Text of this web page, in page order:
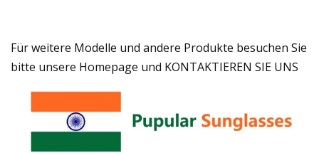
Für weitere Modelle und andere Produkte besuchen Sie
bitte unsere Homepage und KONTAKTIEREN SIE UNS